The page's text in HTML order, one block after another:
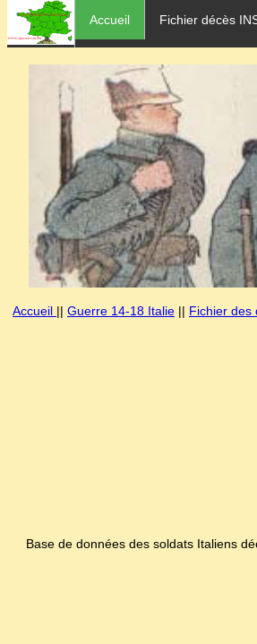
Accueil Fichier décès
Accueil || Guerre 14-18 Italie || Fichier des
Base de données des soldats Italiens